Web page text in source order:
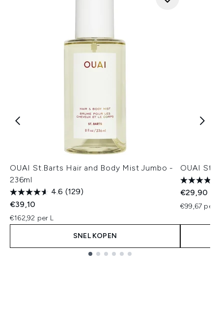
OUAI St.Barts Hair and Body Mist Jumbo -
236ml
4.6 (129)
€39,10
€162,92 per L
SNEL KOPEN
OUAI St.
€29,90
€99,67 per